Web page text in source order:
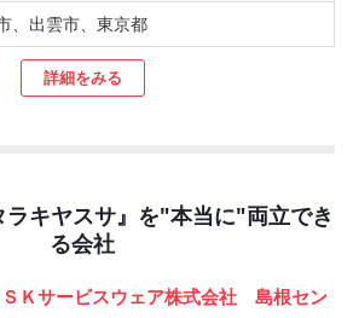
、出雲市、東京都
詳細をみる
ラキヤスサ』を"本当に"両立でき
る会社
ＳＫサービスウェア株式会社 島根セン